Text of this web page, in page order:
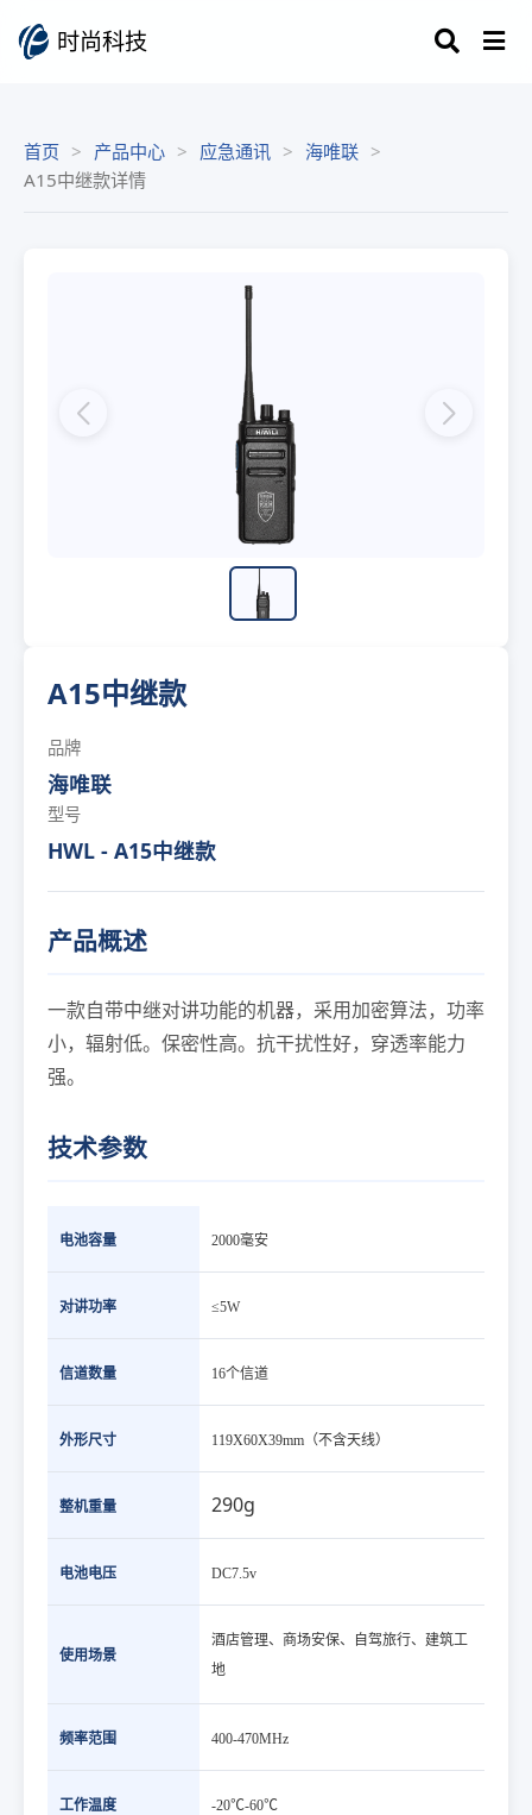
时尚科技
首页 产品中心 应急通讯
海唯联
A15中继款详情
A15中继款
品牌
海唯联
型号
HWL - A15中继款
产品概述
一款自带中继对讲功能的机器，采用加密算法，功率
小，辐射低。保密性高。抗干扰性好，穿透率能力
强。
技术参数
电池容量 2000毫安
对讲功率 ≤5W
信道数量 16个信道
外形尺寸 119X60X39mm（不含天线）
整机重量 290g
电池电压 DC7.5v
使用场景
酒店管理、商场安保、自驾旅行、建筑工
地
频率范围 400-470MHz
工作温度 -20℃-60℃